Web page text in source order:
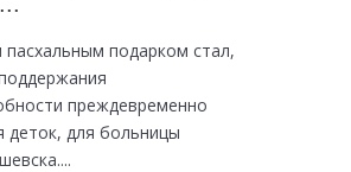
подарком стал,
преждевременно
деток, для больницы